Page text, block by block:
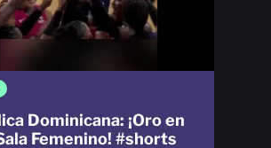
Dominicana: ¡Oro en
Femenino! #shorts